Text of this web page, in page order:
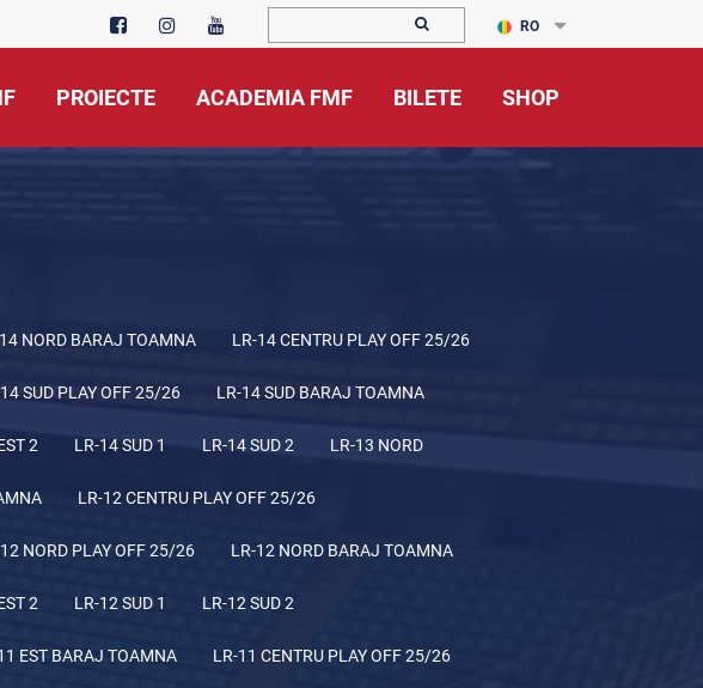
RO
PROIECTE ACADEMIA FMF BILETE SHOP
NORD BARAJ TOAMNA LR-14 CENTRU PLAY OFF 25/26
SUD PLAY OFF 25/26 LR-14 SUD BARAJ TOAMNA
2 LR-14 SUD 1 LR-14 SUD 2 LR-13 NORD
LR-12 CENTRU PLAY OFF 25/26
NORD PLAY OFF 25/26 LR-12 NORD BARAJ TOAMNA
2 LR-12 SUD 1 LR-12 SUD 2
EST BARAJ TOAMNA LR-11 CENTRU PLAY OFF 25/26